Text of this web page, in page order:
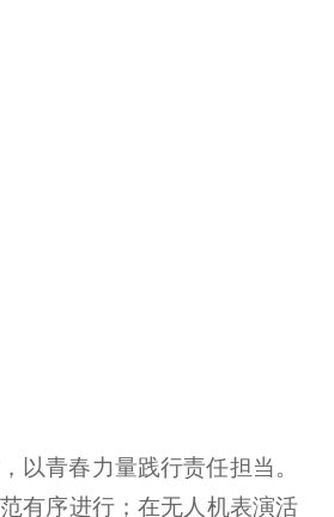
以青春力量践行责任担当。
有序进行；在无人机表演活